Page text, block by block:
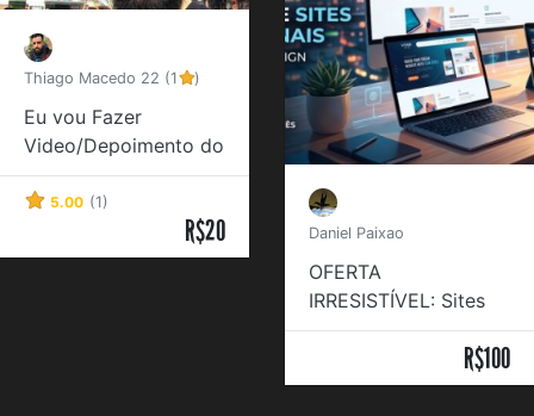
Thiago Macedo 22 (1 )
Eu vou Fazer
Video/Depoimento do
seu Produto
5.00 (1)
R$20 Daniel Paixao
OFERTA
IRRESISTÍVEL: Sites
Profissionais
R$100